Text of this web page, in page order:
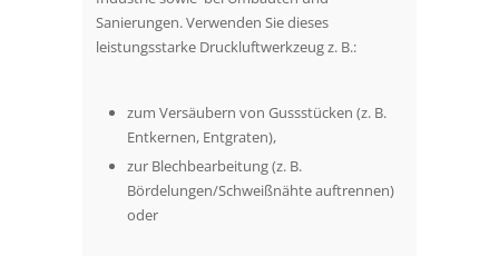
Sanierungen. Verwenden Sie dieses
leistungsstarke Druckluftwerkzeug z. B.:
zum Versäubern von Gussstücken (z. B.
Entkernen, Entgraten),
zur Blechbearbeitung (z. B.
Bördelungen/Schweißnähte auftrennen)
oder